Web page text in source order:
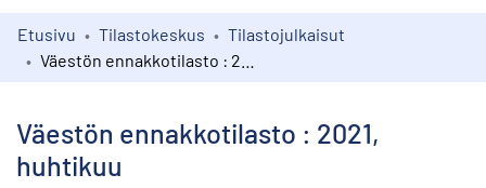
Kokoelmat
Etusivu Tilastokeskus
Tilastojulkaisut
Väestön ennakkotilasto : 2021,
huhtikuu